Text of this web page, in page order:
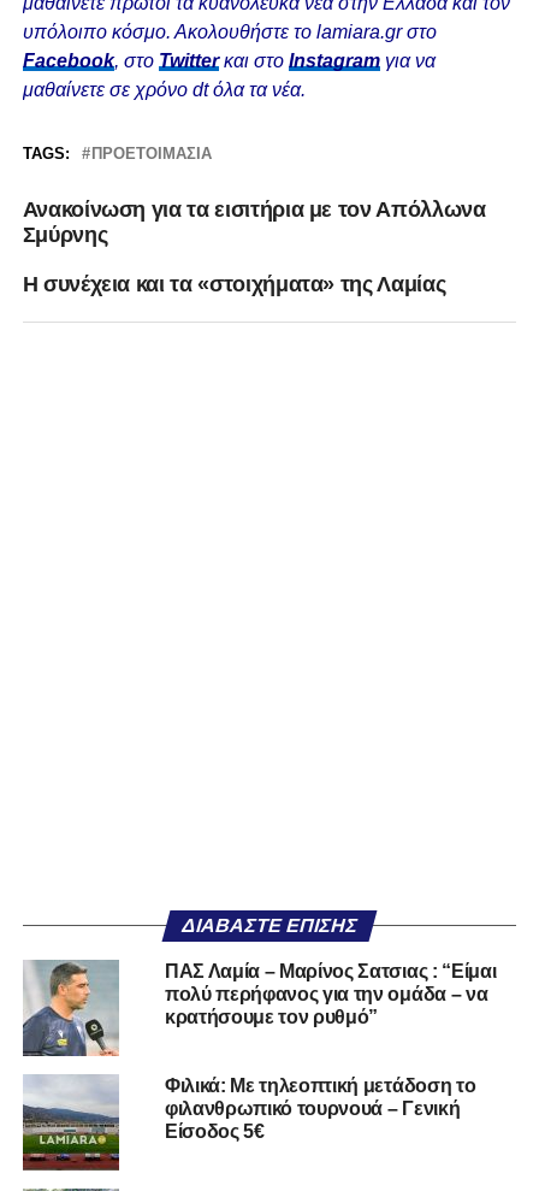
υπόλοιπο κόσμο. Ακολουθήστε το lamiara.gr στο
Facebook, στο Twitterκαι στο Instagram για να
μαθαίνετε σε χρόνο dt όλα τα νέα.
TAGS: ΠΡΟΕΤΟΙΜΑΣΊΑ
Ανακοίνωση για τα εισιτήρια με τον Απόλλωνα
Σμύρνης
Η συνέχεια και τα «στοιχήματα» της Λαμίας
ΔΙΑΒΆΣΤΕ ΕΠΊΣΗΣ
ΠΑΣ Λαμία – Μαρίνος Σατσιας : “Είμαι
πολύ περήφανος για την ομάδα – να
κρατήσουμε τον ρυθμό”
Φιλικά: Με τηλεοπτική μετάδοση το
φιλανθρωπικό τουρνουά – Γενική
Είσοδος 5€